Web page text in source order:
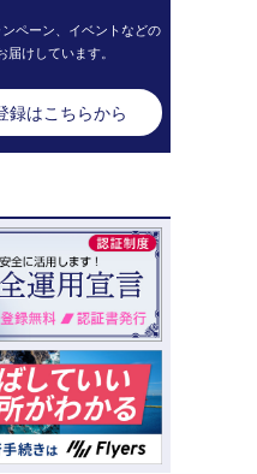
ペーン、イベントなどの
届けしています。
録はこちらから